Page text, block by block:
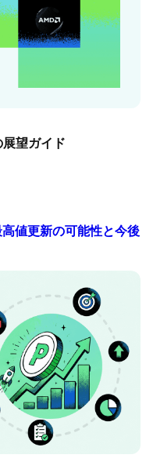
望ガイド
値更新の可能性と今後